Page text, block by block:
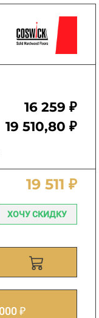
16 259 ₽
19 510,80 ₽
19 511 ₽
ХОЧУ СКИДКУ
₽